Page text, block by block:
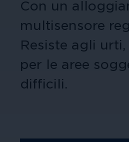
Con un
multisensore
Resiste agli
per le aree
difficili.